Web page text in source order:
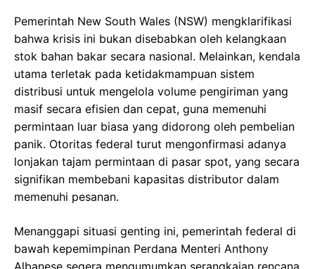
Pemerintah New South Wales (NSW) mengklarifikasi
bahwa krisis ini bukan disebabkan oleh kelangkaan
stok bahan bakar secara nasional. Melainkan, kendala
utama terletak pada ketidakmampuan sistem
distribusi untuk mengelola volume pengiriman yang
masif secara efisien dan cepat, guna memenuhi
permintaan luar biasa yang didorong oleh pembelian
panik. Otoritas federal turut mengonfirmasi adanya
lonjakan tajam permintaan di pasar spot, yang secara
signifikan membebani kapasitas distributor dalam
memenuhi pesanan.
Menanggapi situasi genting ini, pemerintah federal di
bawah kepemimpinan Perdana Menteri Anthony
Albanese segera mengumumkan serangkaian rencana